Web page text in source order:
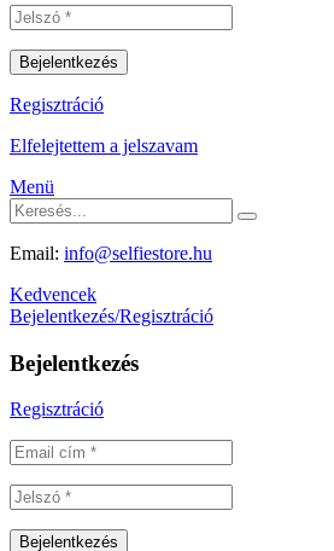
Regisztráció
Elfelejtettem a jelszavam
Menü
Email: info@selfiestore.hu
Kedvencek
Bejelentkezés/Regisztráció
Bejelentkezés
Regisztráció